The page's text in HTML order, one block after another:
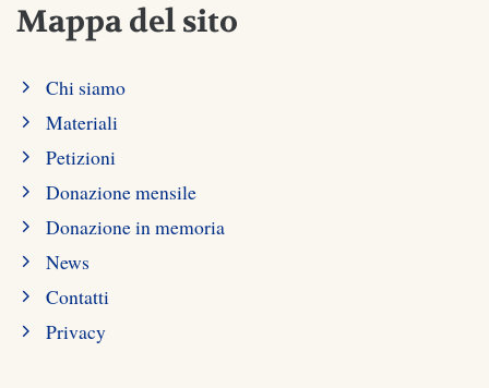
Mappa del sito
Chi siamo
Materiali
Petizioni
Donazione mensile
Donazione in memoria
News
Contatti
Privacy